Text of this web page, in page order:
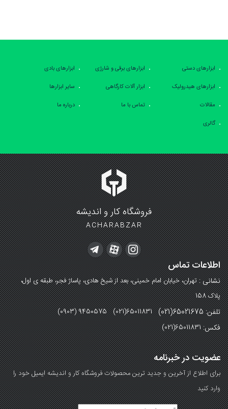
ابزارهای دستی ابزارهای برقی و شارژی
ابزارهای بادی
ابزارهای هیدرولیک
ابزار آلات کارگاهی
سایر ابزارها
مقالات
تماس با ما
درباره ما
گالری
فروشگاه کار و اندیشه
ACHARABZAR
اطلاعات تماس
نشانی :تهران، خیابان امام خمینی، بعد از شیخ هادی، پاساژ فجر، طبقه ی اول،
پلاک 158
تلفن: 65021675(021) (0903) 9450575 (021)65011831
فکس:(021)65011831
عضویت در خبرنامه
برای اطلاع از آخرین و جدید ترین محصولات فروشگاه کار و اندیشه ایمیل خود را
وارد کنید